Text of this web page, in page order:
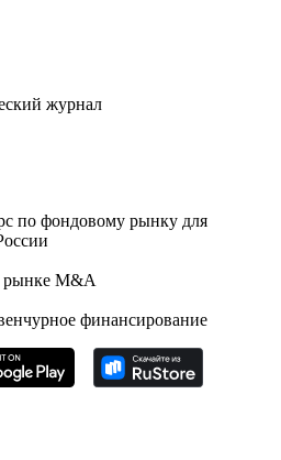
журнал
по фондовому рынку для
рынке M&A
финансирование